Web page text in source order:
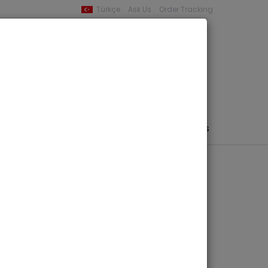
Türkçe Ask Us Order Tracking
PUBLISHERS